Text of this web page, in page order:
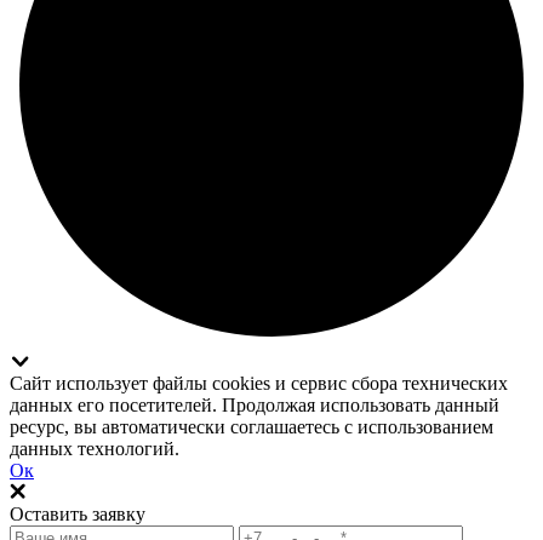
Сайт использует файлы cookies и сервис сбора технических
данных его посетителей. Продолжая использовать данный
ресурс, вы автоматически соглашаетесь с использованием
данных технологий.
Ок
Оставить заявку